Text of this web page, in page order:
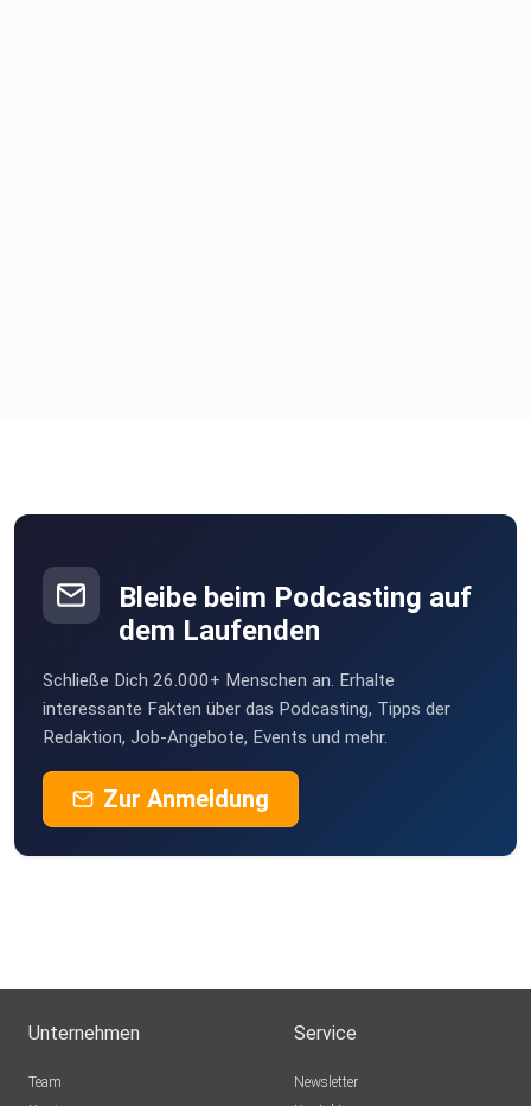
Bleibe beim Podcasting auf
dem Laufenden
Schließe Dich 26.000+ Menschen an. Erhalte
interessante Fakten über das Podcasting, Tipps der
Redaktion, Job-Angebote, Events und mehr.
Zur Anmeldung
Unternehmen
Team
Service
Newsletter